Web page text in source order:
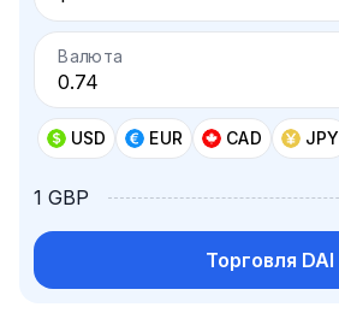
Валюта
USD EUR CAD JPY
1 GBP
Торговля DAI